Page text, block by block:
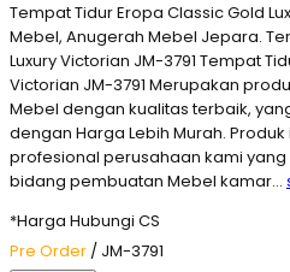
Tempat Tidur Eropa Classic Gold
Mebel, Anugerah Mebel Jepara.
Luxury Victorian JM-3791 Tempat
Victorian JM-3791 Merupakan
Mebel dengan kualitas terbaik,
dengan Harga Lebih Murah.
profesional perusahaan kami
bidang pembuatan Mebel kamar…
*Harga Hubungi CS
Pre Order / JM-3791